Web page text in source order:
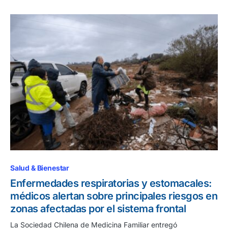
Salud & Bienestar
Enfermedades respiratorias y estomacales:
médicos alertan sobre principales riesgos en
zonas afectadas por el sistema frontal
La Sociedad Chilena de Medicina Familiar entregó